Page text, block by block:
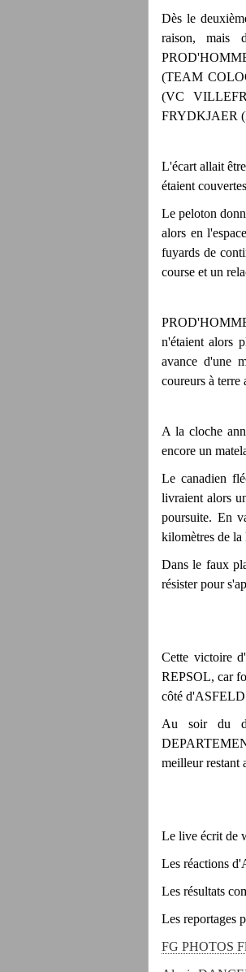
Dès le
raison, mais
(TEAM
(VC
FRYDKJAER
L'écart allait
étaient
Le peloton
alors en
fuyards de
course et un
n'étaient alors
avance d'une
coureurs à
A la cloche
encore un
Le canadien
livraient alors
poursuite. En
kilomètres de la
Dans le faux
résister pour
Cette victoire
REPSOL, car
côté d'ASFELD
Au soir du
meilleur restant
Le live écrit de
Les réactions
Les résultats
Les reportages
FG PHOTOS